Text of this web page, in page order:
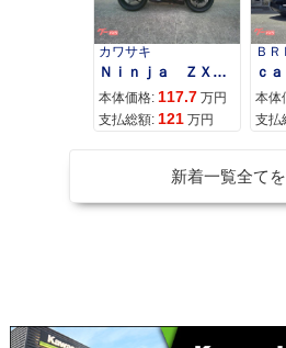
カワサキ
Ｎｉｎｊａ ＺＸ−４Ｒ ＳＥ
本体価格: 117.7 万円
支払総額: 121 万円
ＢＲ
本体
支払
新着一覧全て